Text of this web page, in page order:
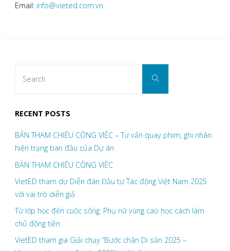
Email: info@vieted.com.vn
Search
RECENT POSTS
BẢN THAM CHIẾU CÔNG VIỆC – Tư vấn quay phim, ghi nhân
hiện trạng ban đầu của Dự án
BẢN THAM CHIẾU CÔNG VIỆC
VietED tham dự Diễn đàn Đầu tư Tác động Việt Nam 2025
với vai trò diễn giả
Từ lớp học đến cuộc sống: Phụ nữ vùng cao học cách làm
chủ đồng tiền
VietED tham gia Giải chạy “Bước chân Di sản 2025 –